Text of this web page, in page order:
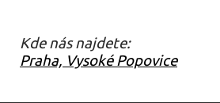
Kde nás najdete:
Praha, Vysoké Popovice